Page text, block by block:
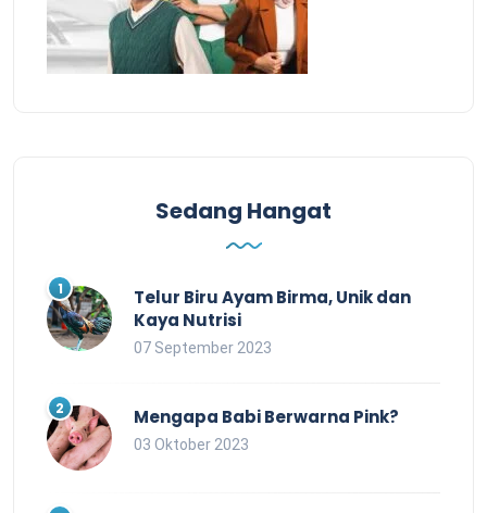
Sedang Hangat
Telur Biru Ayam Birma, Unik dan
Kaya Nutrisi
07 September 2023
Mengapa Babi Berwarna Pink?
03 Oktober 2023